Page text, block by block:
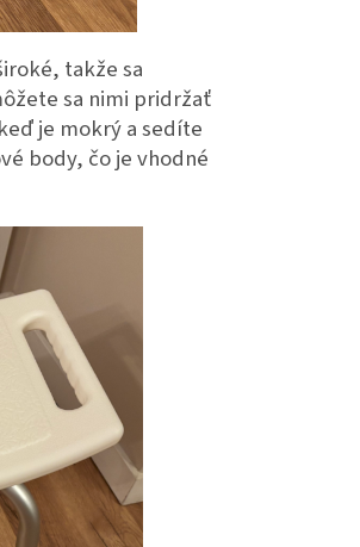
takže sa
sa nimi pridržať
je mokrý a sedíte
body, čo je vhodné